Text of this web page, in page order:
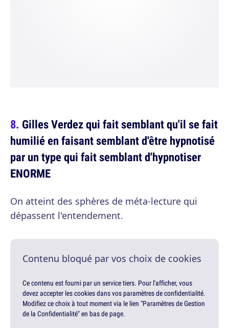
Gilles Verdez qui fait semblant qu'il se fait
humilié en faisant semblant d'être hypnotisé
par un type qui fait semblant d'hypnotiser
ENORME
On atteint des sphères de méta-lecture qui
dépassent l'entendement.
Contenu bloqué par vos choix de cookies
Ce contenu est fourni par un service tiers. Pour l'afficher, vous
devez accepter les cookies dans vos paramètres de confidentialité.
Modifiez ce choix à tout moment via le lien "Paramètres de Gestion
de la Confidentialité" en bas de page.